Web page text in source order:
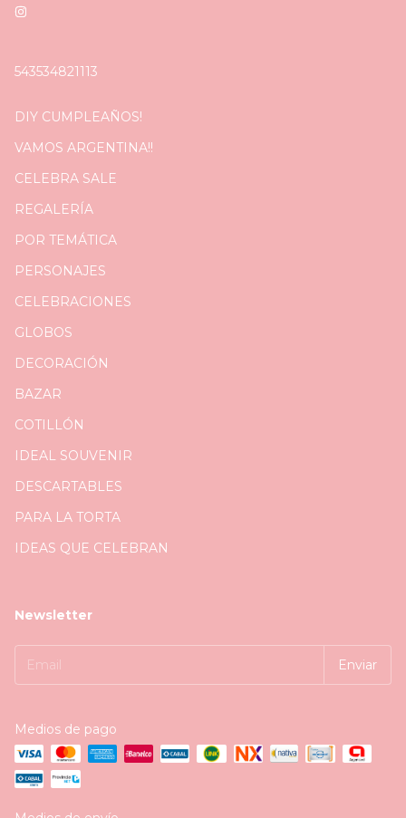
543534821113
DIY CUMPLEAÑOS!
VAMOS ARGENTINA!!
CELEBRA SALE
REGALERÍA
POR TEMÁTICA
PERSONAJES
CELEBRACIONES
GLOBOS
DECORACIÓN
BAZAR
COTILLÓN
IDEAL SOUVENIR
DESCARTABLES
PARA LA TORTA
IDEAS QUE CELEBRAN
Newsletter
Medios de pago